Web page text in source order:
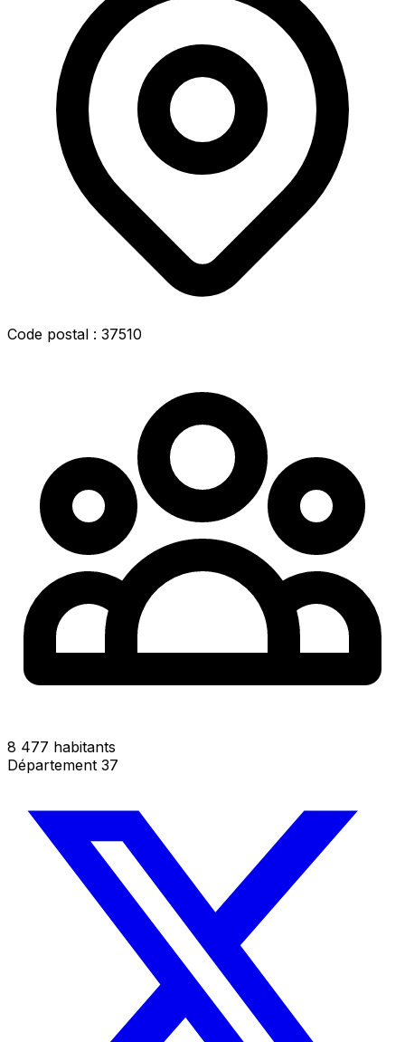
Code postal : 37510
8 477 habitants
Département 37